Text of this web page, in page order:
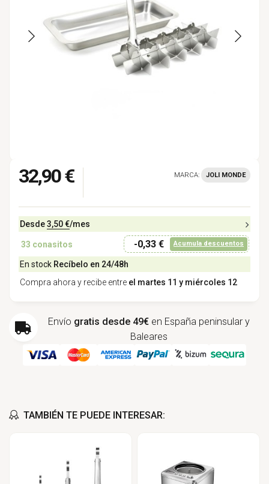
32,90 € MARCA: JOLI MONDE
Desde3,50 €/mes
33 conasitos -0,33 € Acumula descuentos
En stock Recíbelo en 24/48h
Compra ahora y recibe entre el martes 11 y miércoles 12
Envío gratis desde 49€ en España peninsular y
Baleares
TAMBIÉN TE PUEDE INTERESAR: